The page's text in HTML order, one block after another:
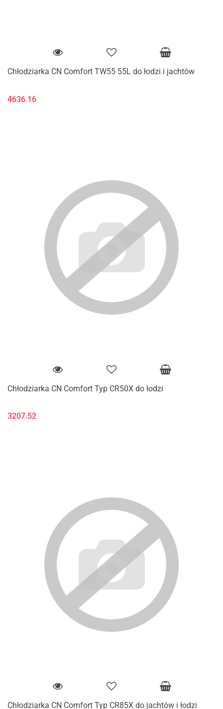
Chłodziarka CN Comfort TW55 55L do łodzi i jachtów
4636.16
Chłodziarka CN Comfort Typ CR50X do łodzi
3207.52
Chłodziarka CN Comfort Typ CR85X do jachtów i łodzi